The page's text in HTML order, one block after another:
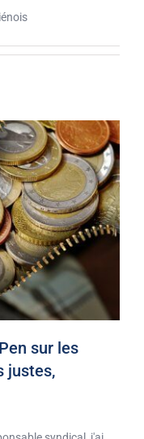
sur les
justes,